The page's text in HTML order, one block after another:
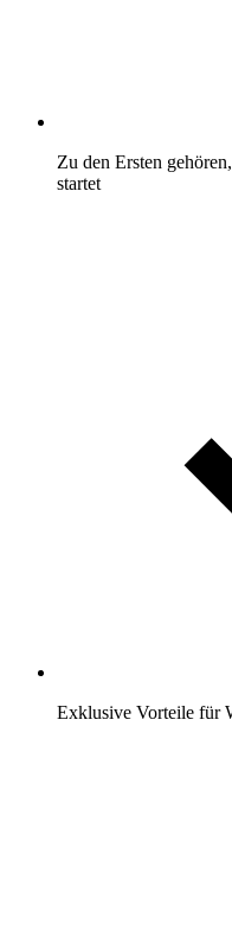
Zu den Ersten
startet
Exklusive Vorteile für